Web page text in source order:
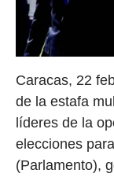
Caracas, 22
de la estafa
líderes de la
elecciones
(Parlamento),